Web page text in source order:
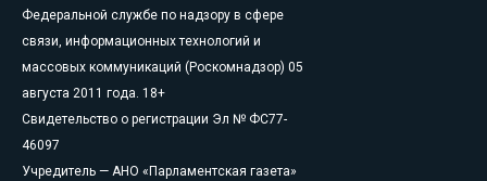
Федеральной службе по надзору в сфере
связи, информационных технологий и
массовых коммуникаций (Роскомнадзор) 05
августа 2011 года. 18+
Свидетельство о регистрации Эл № ФС77-
46097
Учредитель — АНО «Парламентская газета»